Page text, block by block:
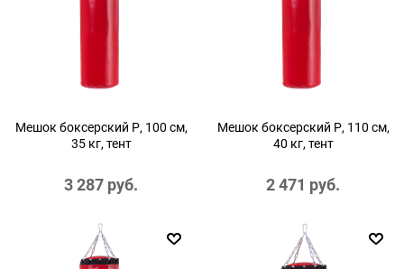
Мешок боксерский Р, 100 см,
35 кг, тент
3 287 руб.
Мешок боксерский Р, 110 см,
40 кг, тент
2 471 руб.